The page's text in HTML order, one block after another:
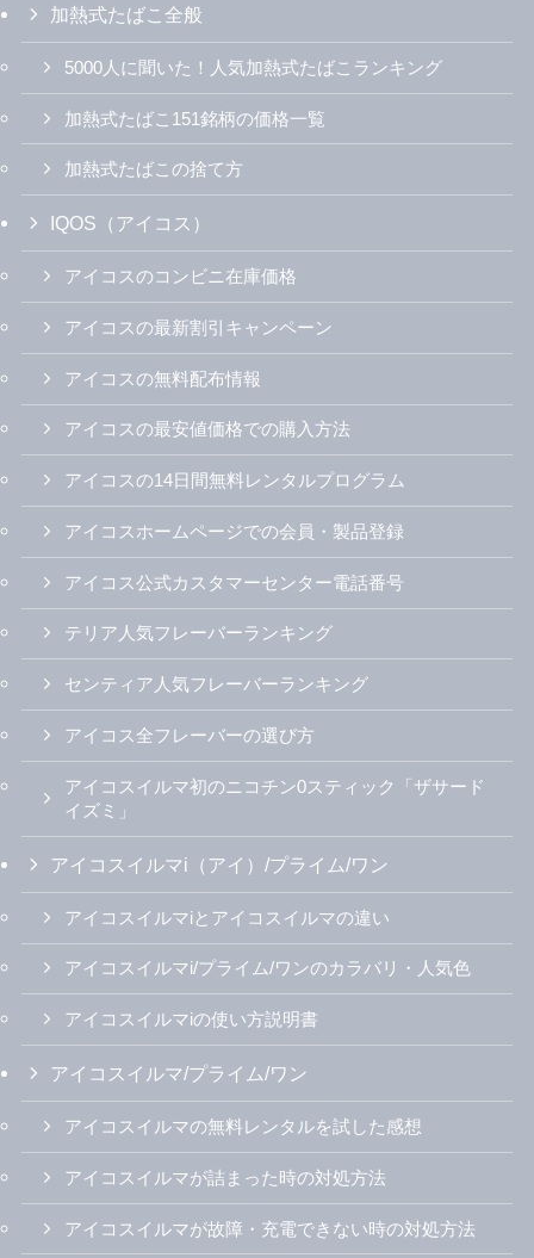
加熱式たばこ全般
5000人に聞いた！人気加熱式たばこランキング
加熱式たばこ151銘柄の価格一覧
加熱式たばこの捨て方
IQOS（アイコス）
アイコスのコンビニ在庫価格
アイコスの最新割引キャンペーン
アイコスの無料配布情報
アイコスの最安値価格での購入方法
アイコスの14日間無料レンタルプログラム
アイコスホームページでの会員・製品登録
アイコス公式カスタマーセンター電話番号
テリア人気フレーバーランキング
センティア人気フレーバーランキング
アイコス全フレーバーの選び方
アイコスイルマ初のニコチン0スティック「ザサード
イズミ」
アイコスイルマi（アイ）/プライム/ワン
アイコスイルマiとアイコスイルマの違い
アイコスイルマi/プライム/ワンのカラバリ・人気色
アイコスイルマiの使い方説明書
アイコスイルマ/プライム/ワン
アイコスイルマの無料レンタルを試した感想
アイコスイルマが詰まった時の対処方法
アイコスイルマが故障・充電できない時の対処方法